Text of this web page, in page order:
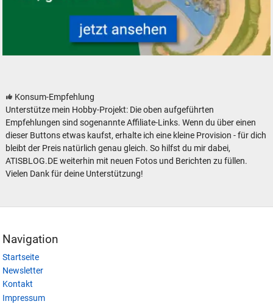
Konsum-Empfehlung
Unterstütze mein Hobby-Projekt: Die oben aufgeführten
Empfehlungen sind sogenannte Affiliate-Links. Wenn du über einen
dieser Buttons etwas kaufst, erhalte ich eine kleine Provision - für dich
bleibt der Preis natürlich genau gleich. So hilfst du mir dabei,
ATISBLOG.DE weiterhin mit neuen Fotos und Berichten zu füllen.
Vielen Dank für deine Unterstützung!
Navigation
Startseite
Newsletter
Kontakt
Impressum